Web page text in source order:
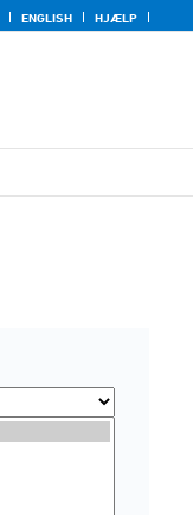
ENGLISH HJÆLP